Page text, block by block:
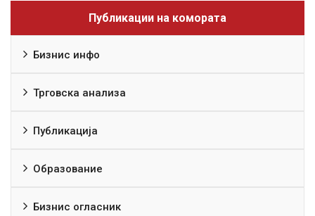
Публикации на комората
Бизнис инфо
Трговска анализа
Публикација
Образование
Бизнис огласник